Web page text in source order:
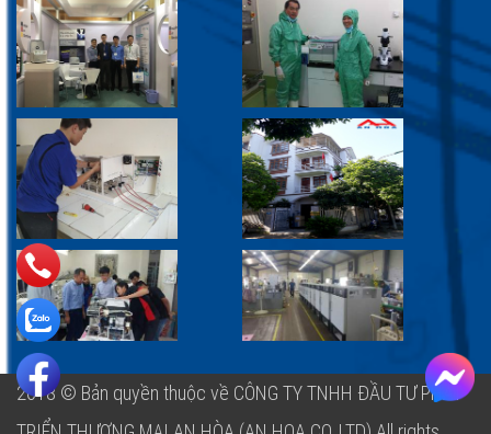
2018 © Bản quyền thuộc về CÔNG TY TNHH ĐẦU TƯ PHÁT